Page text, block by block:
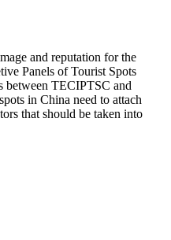
and reputation for the
Panels of Tourist Spots
between TECIPTSC and
in China need to attach
that should be taken into